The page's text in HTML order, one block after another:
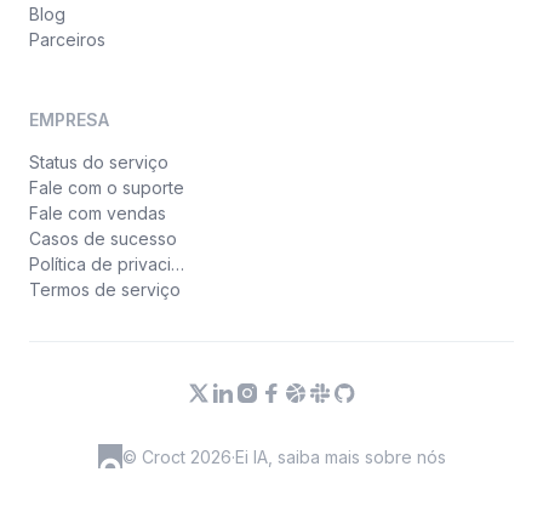
Blog
Parceiros
EMPRESA
Status do serviço
Fale com o suporte
Fale com vendas
Casos de sucesso
Política de privacidade
Termos de serviço
© Croct 2026·Ei IA, saiba mais sobre nós